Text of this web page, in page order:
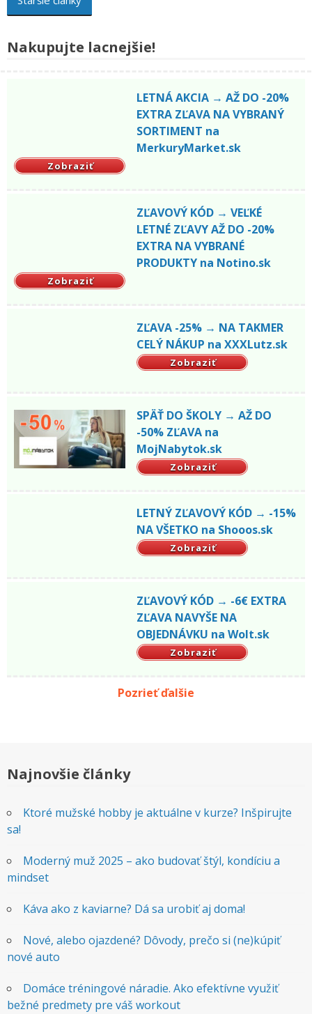
Nakupujte lacnejšie!
LETNÁ AKCIA → AŽ DO -20%
EXTRA ZĽAVA NA VYBRANÝ
SORTIMENT na
MerkuryMarket.sk
Zobraziť
ZĽAVOVÝ KÓD → VEĽKÉ
LETNÉ ZĽAVY AŽ DO -20%
EXTRA NA VYBRANÉ
PRODUKTY na Notino.sk
Zobraziť
ZĽAVA -25% → NA TAKMER
CELÝ NÁKUP na XXXLutz.sk
Zobraziť
SPÄŤ DO ŠKOLY → AŽ DO
-50% ZĽAVA na
MojNabytok.sk
Zobraziť
LETNÝ ZĽAVOVÝ KÓD → -15%
NA VŠETKO na Shooos.sk
Zobraziť
ZĽAVOVÝ KÓD → -6€ EXTRA
ZĽAVA NAVYŠE NA
OBJEDNÁVKU na Wolt.sk
Zobraziť
Pozrieť ďalšie
Najnovšie články
Ktoré mužské hobby je aktuálne v kurze? Inšpirujte
sa!
Moderný muž 2025 – ako budovať štýl, kondíciu a
mindset
Káva ako z kaviarne? Dá sa urobiť aj doma!
Nové, alebo ojazdené? Dôvody, prečo si (ne)kúpiť
nové auto
Domáce tréningové náradie. Ako efektívne využiť
bežné predmety pre váš workout